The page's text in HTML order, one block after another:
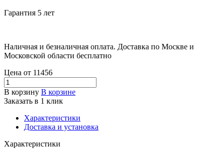
Гарантия 5 лет
Наличная и безналичная оплата. Доставка по Москве и
Московской области бесплатно
Цена от 11456
В корзину В корзине
Заказать в 1 клик
Характеристики
Доставка и установка
Характеристики